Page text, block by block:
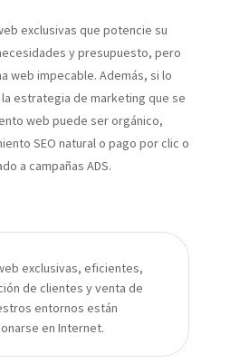
exclusivas que potencie su
y presupuesto, pero
web impecable. Además, si lo
estrategia de marketing que se
web puede ser orgánico,
SEO natural o pago por clic o
a campañas ADS.
exclusivas, eficientes,
de clientes y venta de
entornos están
en Internet.